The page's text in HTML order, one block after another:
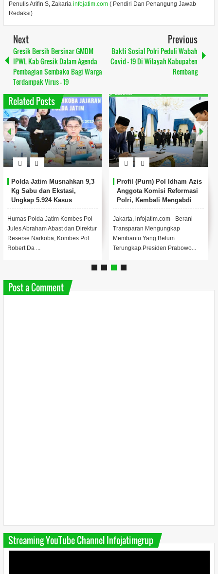
Penulis Arifin S, Zakaria infojatim.com( Pendiri Dan Penangung Jawab
Redaksi)
Next
Gresik Bersih Bersinar GMDM
IPWL Kab Gresik Dalam Agenda
Pembagian Sembako Bagi Warga
Terdampak Virus - 19
Previous
Bakti Sosial Polri Peduli Wabah
Covid - 19 Di Wilayah Kabupaten
Rembang
Related Posts
Polda Jatim Musnahkan 9,3
Kg Sabu dan Ekstasi,
Ungkap 5.924 Kasus
Narkoba Sepanjang 2025
Humas Polda Jatim Kombes Pol
Jules Abraham Abast dan Direktur
Reserse Narkoba, Kombes Pol
Robert Da ...
Profil (Purn) Pol Idham Azis
Anggota Komisi Reformasi
Polri, Kembali Mengabdi
untuk Negeri.
Jakarta, infojatim.com - Berani
Transparan Mengungkap
Membantu Yang Belum
Terungkap.Presiden Prabowo...
Post a Comment
Streaming YouTube Channel Infojatimgrup